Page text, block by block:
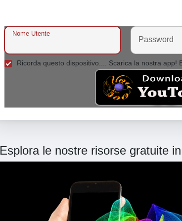
Nome Utente
Password
Ricorda questo dispositivo.... Scarica la nostra app!
Esplora le nostre risorse gratuite